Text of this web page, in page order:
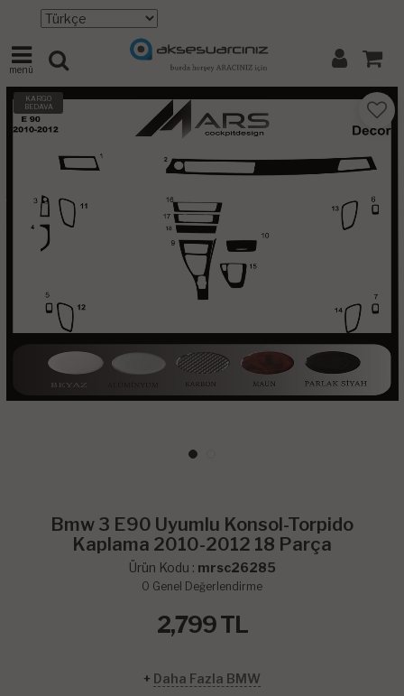
menü
KARGO
BEDAVA
Bmw 3 E90 Uyumlu Konsol-Torpido
Kaplama 2010-2012 18 Parça
Ürün Kodu : mrsc26285
0 Genel Değerlendirme
2,799TL
+ Daha Fazla BMW